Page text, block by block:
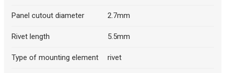
Panel cutout diameter 2.7mm
Rivet length 5.5mm
Type of mounting element rivet